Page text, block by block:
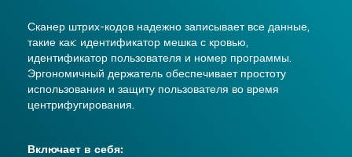
Сканер штрих-кодов надежно записывает все данные,
такие как: идентификатор мешка с кровью,
идентификатор пользователя и номер программы.
Эргономичный держатель обеспечивает простоту
использования и защиту пользователя во время
центрифугирования.
Включает в себя: